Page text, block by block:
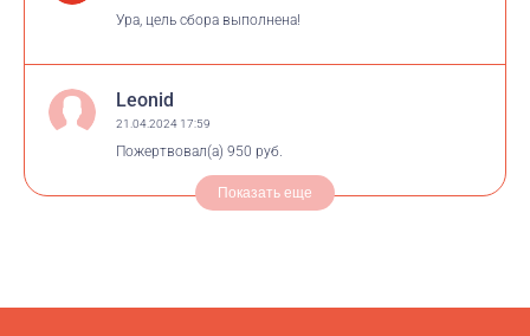
Ура, цель сбора выполнена!
Leonid
21.04.2024 17:59
Пожертвовал(а) 950 руб.
Показать еще